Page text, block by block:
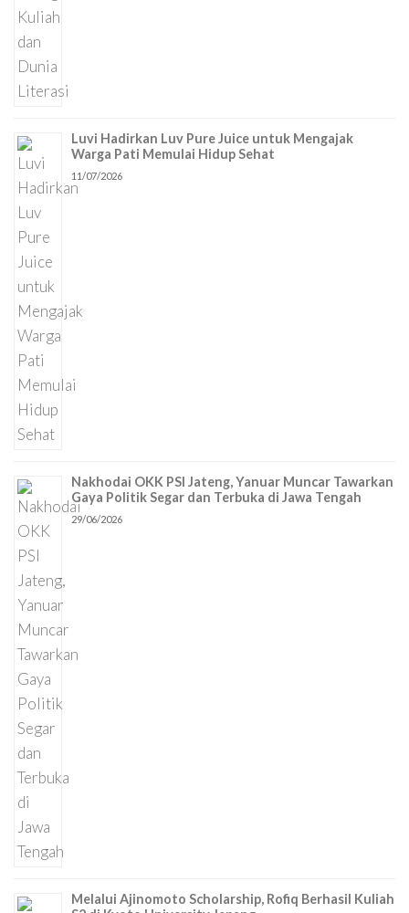
Luvi Hadirkan Luv Pure Juice untuk Mengajak
Warga Pati Memulai Hidup Sehat
11/07/2026
Nakhodai OKK PSI Jateng, Yanuar Muncar Tawarkan
Gaya Politik Segar dan Terbuka di Jawa Tengah
29/06/2026
Melalui Ajinomoto Scholarship, Rofiq Berhasil Kuliah